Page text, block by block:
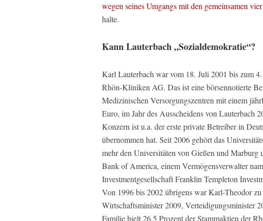
wegen seines Umgangs mit den gemeinsamen
halte.
Kann Lauterbach „Sozialdemokratie“?
Karl Lauterbach war vom 18. Juli 2001 bis zum
Rhön-Kliniken AG. Das ist eine börsennotierte
Medizinischen Versorgungszentren mit einem
Euro, im Jahr des Ausscheidens von Lauterbach
Konzern ist u.a. der erste private Betreiber in
übernommen hat. Seit 2006 gehört das
mehr den Universitäten von Gießen und
Bank of America, einem Vermögensverwalter
Investmentgesellschaft Franklin Templeton
Von 1996 bis 2002 übrigens war Karl-Theodor
Wirtschaftsminister 2009, Verteidigungsminister
Familie hielt 26,5 Prozent der Stammaktien der